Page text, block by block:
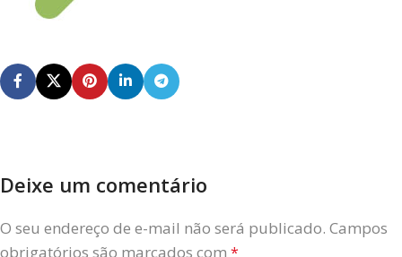
Deixe um comentário
O seu endereço de e-mail não será publicado. Campos
obrigatórios são marcados com *